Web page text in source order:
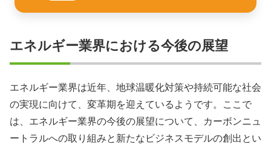
エネルギー業界における今後の展望
エネルギー業界は近年、地球温暖化対策や持続可能な社会
の実現に向けて、変革期を迎えているようです。ここで
は、エネルギー業界の今後の展望について、カーボンニュ
ートラルへの取り組みと新たなビジネスモデルの創出とい